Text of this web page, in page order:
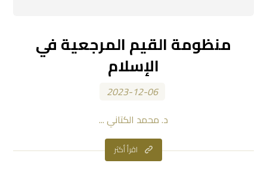
منظومة القيم المرجعية في
الإسلام
2023-12-06
د. محمد الكتاني ...
اقرأ أكثر